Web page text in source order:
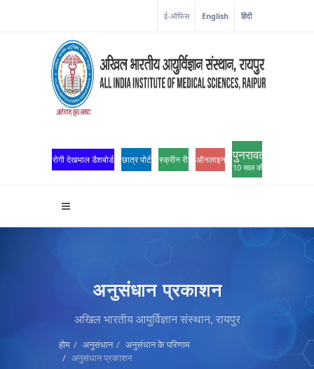
ई-ऑफिस English हिंदी
रोगी देखभाल डैशबोर्ड छात्र पोर्टल स्क्रीन रीडर एक्सेसऑनलाइन ओपीडी पंजीकरण
पुनरावर्तन
10 साल की उत्कृष्टता
अनुसंधान प्रकाशन
अखिल भारतीय आयुर्विज्ञान संस्थान, रायपुर
होम अनुसंधान
अनुसंधान के परिणाम
अनुसंधान प्रकाशन